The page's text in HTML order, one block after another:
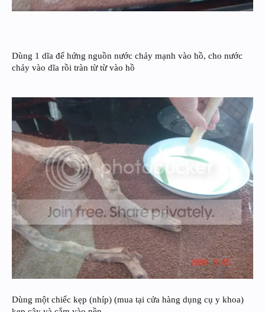
Dùng 1 dĩa để hứng nguồn nước chảy mạnh vào hồ, cho nước
chảy vào dĩa rồi tràn từ từ vào hồ
Dùng một chiếc kẹp (nhíp) (mua tại cửa hàng dụng cụ y khoa)